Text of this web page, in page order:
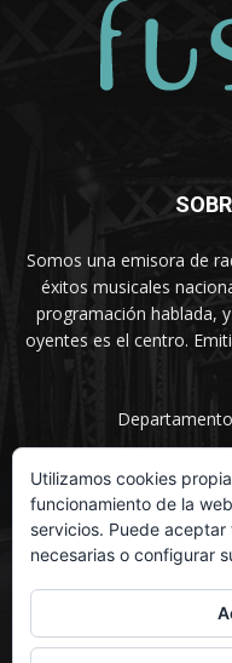
Somos una emisora de
éxitos musicales
programación hablada,
oyentes es el centro.
Utilizamos cookies
funcionamiento de la
servicios. Puede
necesarias o configurar